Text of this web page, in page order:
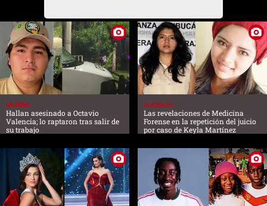
MUNDO
Hallan asesinado a Octavio
Valencia; lo raptaron tras salir de
su trabajo
SUCESOS
Las revelaciones de Medicina
Forense en la repetición del juicio
por caso de Keyla Martínez